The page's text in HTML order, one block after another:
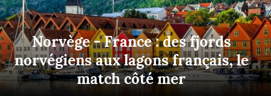
Norvège - France : des fjords
norvégiens aux lagons français, le
match côté mer